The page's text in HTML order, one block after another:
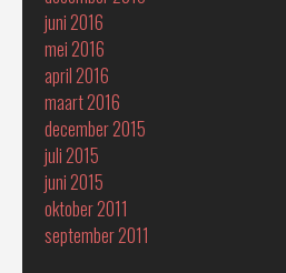
juni 2016
mei 2016
april 2016
maart 2016
december 2015
juli 2015
juni 2015
oktober 2011
september 2011